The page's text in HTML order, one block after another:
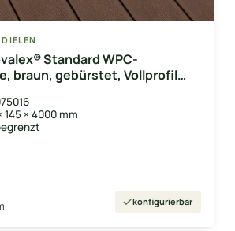
Standard WPC-
braun, gebürstet, Vollprofil
145 × 4000 mm
konfigurierbar